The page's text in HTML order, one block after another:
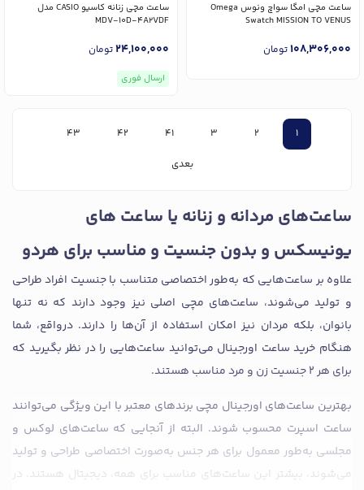
ساعت مچی امگا سواچ ونوس Omega
Swatch MISSION TO VENUS
108,306,000تومان
ساعت مچی زنانه کاسیو CASIO مدل
MDV-10D-4A2VDF
24,100,000تومان
ارسال فوری
1
2
3
41
42
43
بعدی
ساعت‌های مردانه و زنانه یا ساعت های
یونیسکس و بدون جنسیت و مناسب برای هردو
علاوه بر ساعت‌هایی که به‌طور اختصاصی متناسب با جنسیت افراد طراحی
و تولید می‌شوند، ساعت‌های مچی اصلی نیز وجود دارند که نه تنها
بانوان، بلکه مردان نیز امکان استفاده از آن‌ها را دارند. درواقع، شما
هنگام خرید ساعت اورجینال می‌توانید ساعت‌هایی را در نظر بگیرید که
برای هر ۲ جنسیت زن و مرد مناسب هستند.
بهترین ساعت‌های اورجینال مچی برندهای معتبر با این ویژگی می‌توانند
ساعت اسپرت محسوب شوند. البته از آنجایی که ساعت‌های لوکس و
مجلسی به‌طور معمول برای هر جنس به‌صورت اختصاصی طراحی و تولید
می‌شوند، بیشتر این ساعت‌های مناسب برای همه، دیجیتال هستند. در